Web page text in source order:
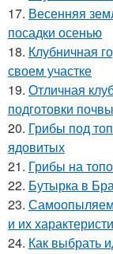
17. Весенняя
посадки осенью
18. Клубничная
своем участке
19. Отличная
подготовки почвы
20. Грибы под
ядовитых
21. Грибы на
22. Бутырка в
23.
и их
24. Как выбрать